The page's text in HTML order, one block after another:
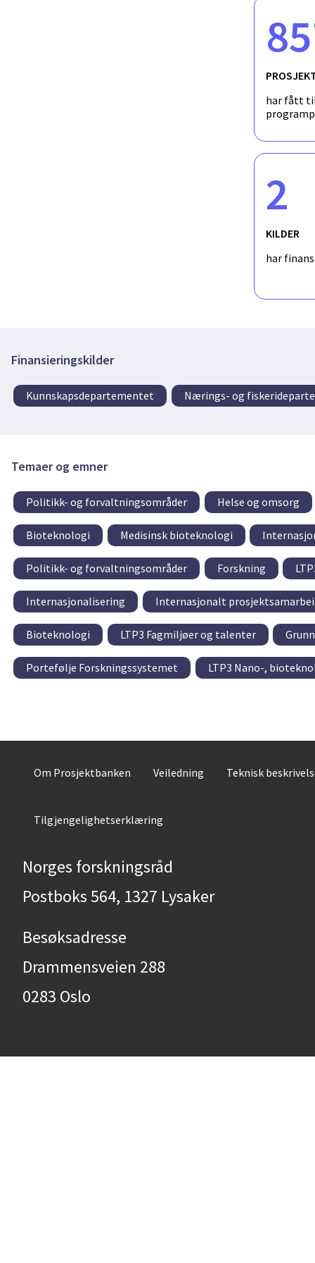
har fått
2
KILDER
har
Finansieringskilder
Kunnskapsdepartementet Nærings- og
Temaer og emner
Politikk- og forvaltningsområder Helse og omsorg
Bioteknologi Medisinsk bioteknologi
Politikk- og forvaltningsområder Forskning
Internasjonalisering Internasjonalt
Bioteknologi LTP3 Fagmiljøer og talenter
Portefølje Forskningssystemet LTP3 Nano-,
Om Prosjektbanken Veiledning Teknisk
Tilgjengelighetserklæring
Norges forskningsråd
Postboks 564, 1327 Lysaker
Besøksadresse
Drammensveien 288
0283 Oslo